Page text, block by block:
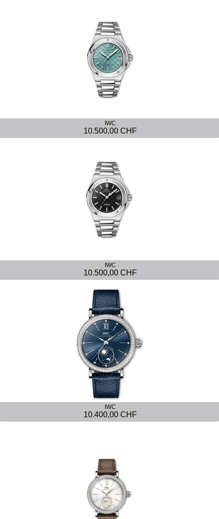
IWC
10.500,00 CHF
IWC
10.500,00 CHF
IWC
10.400,00 CHF